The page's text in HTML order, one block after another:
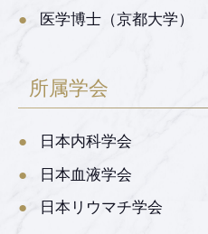
医学博士（京都大学）
所属学会
日本内科学会
日本血液学会
日本リウマチ学会